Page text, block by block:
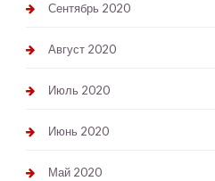
Сентябрь 2020
Август 2020
Июль 2020
Июнь 2020
Май 2020